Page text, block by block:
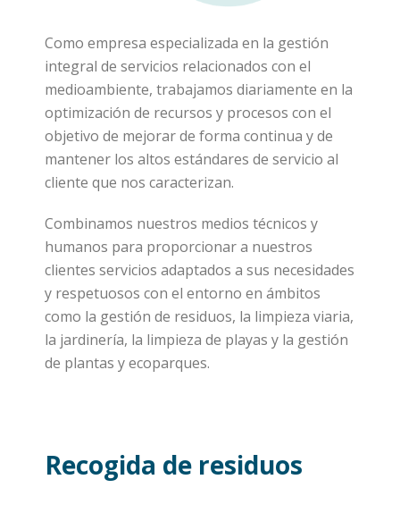
Como empresa especializada en la gestión
integral de servicios relacionados con el
medioambiente, trabajamos diariamente en la
optimización de recursos y procesos con el
objetivo de mejorar de forma continua y de
mantener los altos estándares de servicio al
cliente que nos caracterizan.
Combinamos nuestros medios técnicos y
humanos para proporcionar a nuestros
clientes servicios adaptados a sus necesidades
y respetuosos con el entorno en ámbitos
como la gestión de residuos, la limpieza viaria,
la jardinería, la limpieza de playas y la gestión
de plantas y ecoparques.
Recogida de residuos